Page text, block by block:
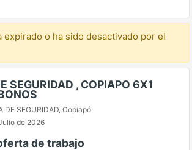
expirado o ha sido desactivado por el
SEGURIDAD , COPIAPO 6X1
DE SEGURIDAD, Copiapó
de 2026
de trabajo